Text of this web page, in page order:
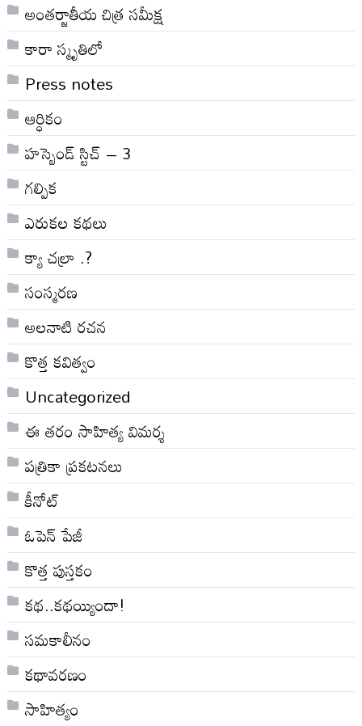
అంతర్జాతీయ చిత్ర సమీక్ష
కారా స్మృతిలో
Press notes
ఆర్ధికం
హస్బెండ్ స్టిచ్ – 3
గల్పిక
ఎరుకల కథలు
క్యా చల్రా .?
సంస్మరణ
అలనాటి రచన
కొత్త కవిత్వం
Uncategorized
ఈ తరం సాహిత్య విమర్శ
పత్రికా ప్రకటనలు
కీనోట్
ఓపెన్ పేజీ
కొత్త పుస్తకం
కథ..కథయ్యిందా!
సమకాలీనం
కథావరణం
సాహిత్యం